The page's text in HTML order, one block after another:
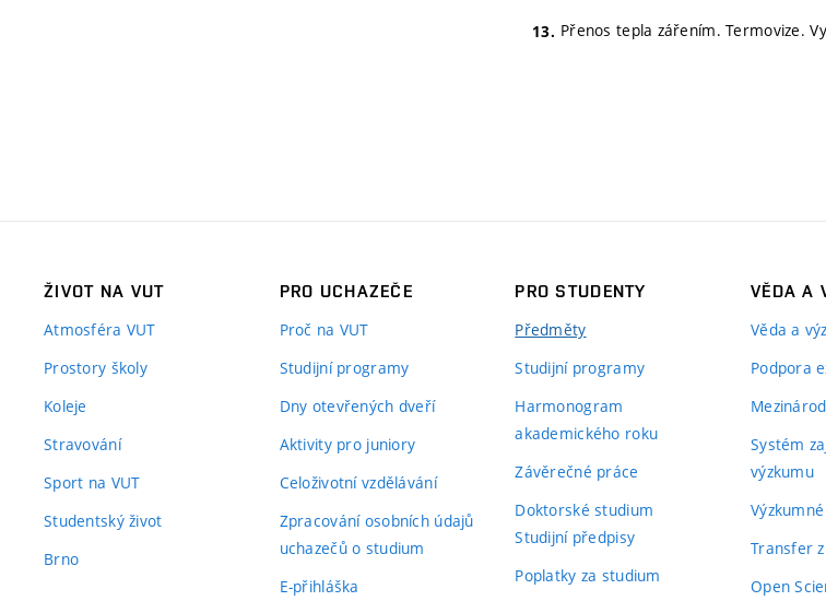
Přenos tepla zářením. Termovize.
ŽIVOT NA VUT
Atmosféra VUT
Prostory školy
Koleje
Stravování
Sport na VUT
Studentský život
Brno
PRO UCHAZEČE
Proč na VUT
Studijní programy
Dny otevřených dveří
Aktivity pro juniory
Celoživotní vzdělávání
Zpracování osobních údajů
uchazečů o studium
E-přihláška
PRO STUDENTY
Předměty
Studijní programy
Harmonogram
akademického roku
Závěrečné práce
Doktorské studium
Studijní předpisy
Poplatky za studium
VĚDA A
Věda a
Podpora
Systém
výzkumu
Transfer
Open